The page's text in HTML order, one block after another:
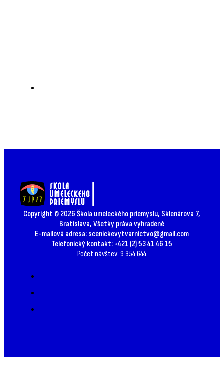
Copyright © 2026 Škola umeleckého priemyslu, Sklenárova 7,
Bratislava, Všetky práva vyhradené
E-mailová adresa: scenickevytvarnictvo@gmail.com
Telefonický kontakt: +421 (2) 53 41 46 15
Počet návštev: 9 354 644